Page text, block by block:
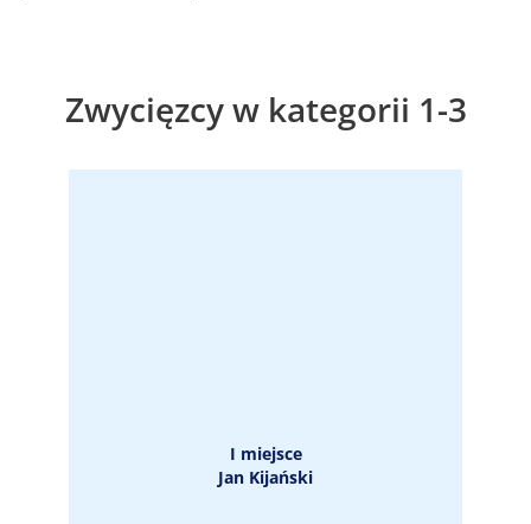
Zwycięzcy w kategorii 1-3
I miejsce
Jan Kijański